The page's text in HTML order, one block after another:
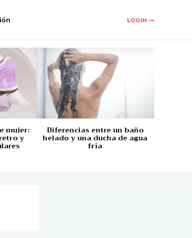
LOGIN
mujer:
y
Diferencias entre un baño
helado y una ducha de agua
fría